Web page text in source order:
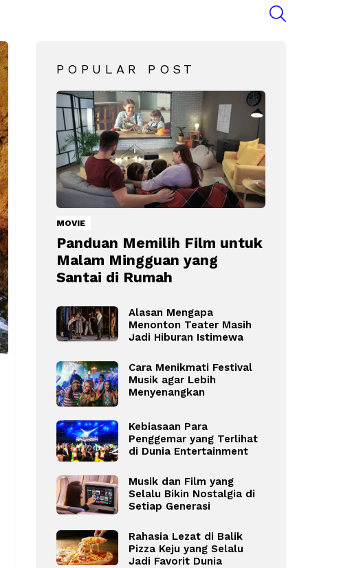
POPULAR POST
MOVIE
Panduan Memilih Film untuk
Malam Mingguan yang
Santai di Rumah
Alasan Mengapa
Menonton Teater Masih
Jadi Hiburan Istimewa
Cara Menikmati Festival
Musik agar Lebih
Menyenangkan
Kebiasaan Para
Penggemar yang Terlihat
di Dunia Entertainment
Musik dan Film yang
Selalu Bikin Nostalgia di
Setiap Generasi
Rahasia Lezat di Balik
Pizza Keju yang Selalu
Jadi Favorit Dunia